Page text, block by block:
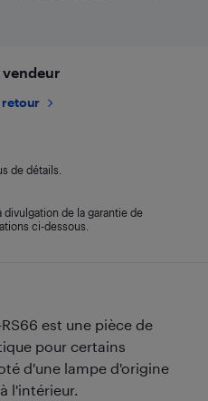
est une pièce de
pour certains
d'une lampe d'origine
l'intérieur.
retour
de détails.
de la garantie de
ci-dessous.